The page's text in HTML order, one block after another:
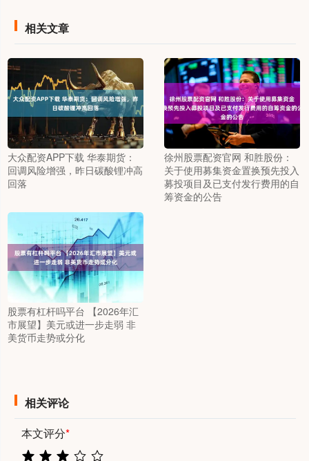
相关文章
大众配资APP下载 华泰期货：
回调风险增强，昨日碳酸锂冲高
回落
徐州股票配资官网 和胜股份：
关于使用募集资金置换预先投入
募投项目及已支付发行费用的自
筹资金的公告
股票有杠杆吗平台 【2026年汇
市展望】美元或进一步走弱 非
美货币走势或分化
相关评论
本文评分*